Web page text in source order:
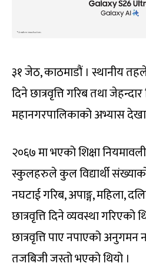
३१ जेठ, काठमाडौं । स्थानीय
दिने छात्रवृत्ति गरिब तथा
महानगरपालिकाको अभ्यास
२०६७ मा भएको शिक्षा
स्कुलहरुले कुल विद्यार्थी
नघटाई गरिब, अपाङ्ग, महिला,
छात्रवृत्ति दिने व्यवस्था गरिएको
छात्रवृत्ति पाए नपाएको अनुगमन
तजबिजी जस्तो भएको थियो ।